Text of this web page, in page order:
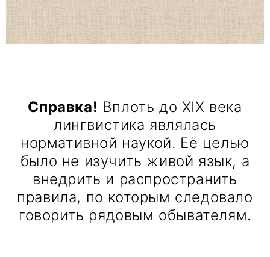
Справка! Вплоть до XIX века
лингвистика являлась
нормативной наукой. Её целью
было не изучить живой язык, а
внедрить и распространить
правила, по которым следовало
говорить рядовым обывателям.